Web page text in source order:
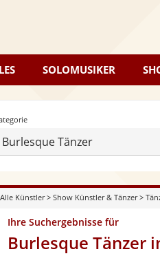
SOLOMUSIKER
Burlesque Tänzer
Alle Künstler> Show Künstler & Tänzer>
Ihre Suchergebnisse für
Burlesque Tänzer